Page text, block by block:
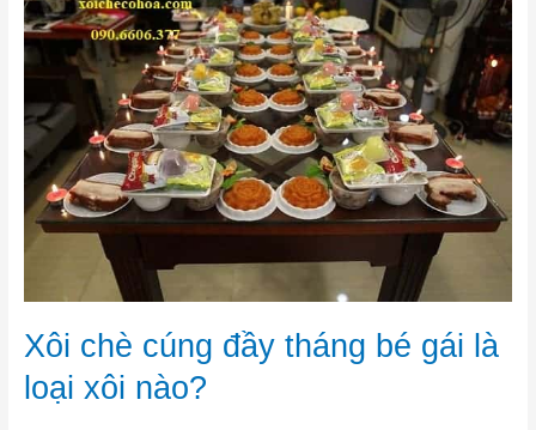
Xôi chè cúng đầy tháng bé gái là
loại xôi nào?
chè
cúng
đầy
gái
loại
xôi
nào?